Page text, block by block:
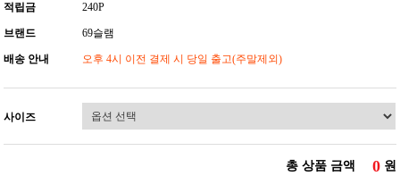
적립금 240P
브랜드 69슬램
배송 안내 오후 4시 이전 결제 시 당일 출고(주말제외)
사이즈
총 상품 금액 0 원